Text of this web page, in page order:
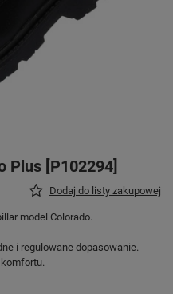
Plus [P102294]
Dodaj do listy zakupowej
model Colorado.
i regulowane dopasowanie.
komfortu.